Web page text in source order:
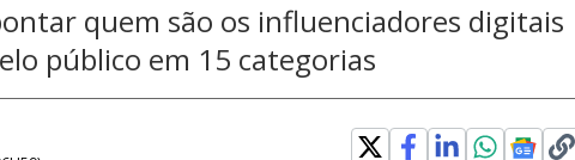
quem são os influenciadores digitais
público em 15 categorias